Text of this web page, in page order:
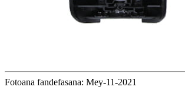
Fotoana fandefasana: Mey-11-2021